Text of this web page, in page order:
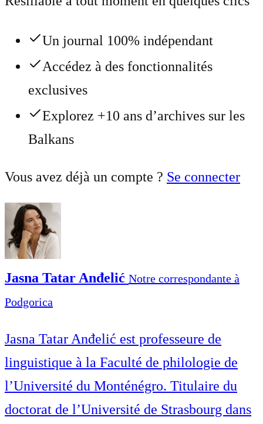
Un journal 100% indépendant
Accédez à des fonctionnalités
exclusives
Explorez +10 ans d’archives sur les
Balkans
Vous avez déjà un compte ? Se connecter
Jasna Tatar Anđelić Notre correspondante à
Podgorica
Jasna Tatar Anđelić est professeure de
linguistique à la Faculté de philologie de
l’Université du Monténégro. Titulaire du
doctorat de l’Université de Strasbourg dans